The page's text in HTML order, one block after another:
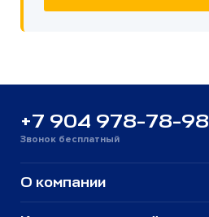
+7 904 978-78-98
Звонок бесплатный
О компании